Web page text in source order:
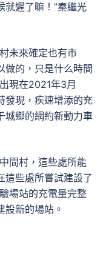
就遲了嘛！”秦繼光
未來確定也有市
做的，只是什么時間
現在2021年3月
發現，疾速增添的充
城鄉的網約新動力車
間村，這些處所能
這些處所嘗試建設了
場站的充電量完整
設新的場站。